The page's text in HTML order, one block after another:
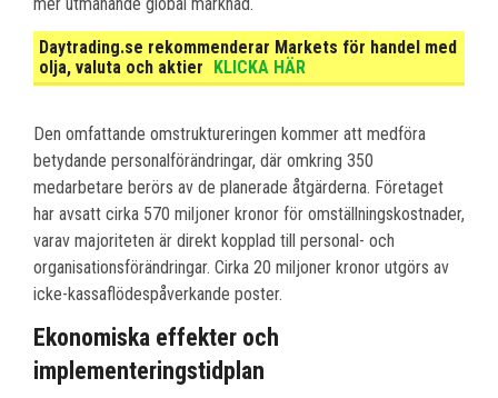
mer utmanande global marknad.
Daytrading.se rekommenderar Markets för handel med
olja, valuta och aktier
KLICKA HÄR
Den omfattande omstruktureringen kommer att medföra
betydande personalförändringar, där omkring 350
medarbetare berörs av de planerade åtgärderna. Företaget
har avsatt cirka 570 miljoner kronor för omställningskostnader,
varav majoriteten är direkt kopplad till personal- och
organisationsförändringar. Cirka 20 miljoner kronor utgörs av
icke-kassaflödespåverkande poster.
Ekonomiska effekter och
implementeringstidplan